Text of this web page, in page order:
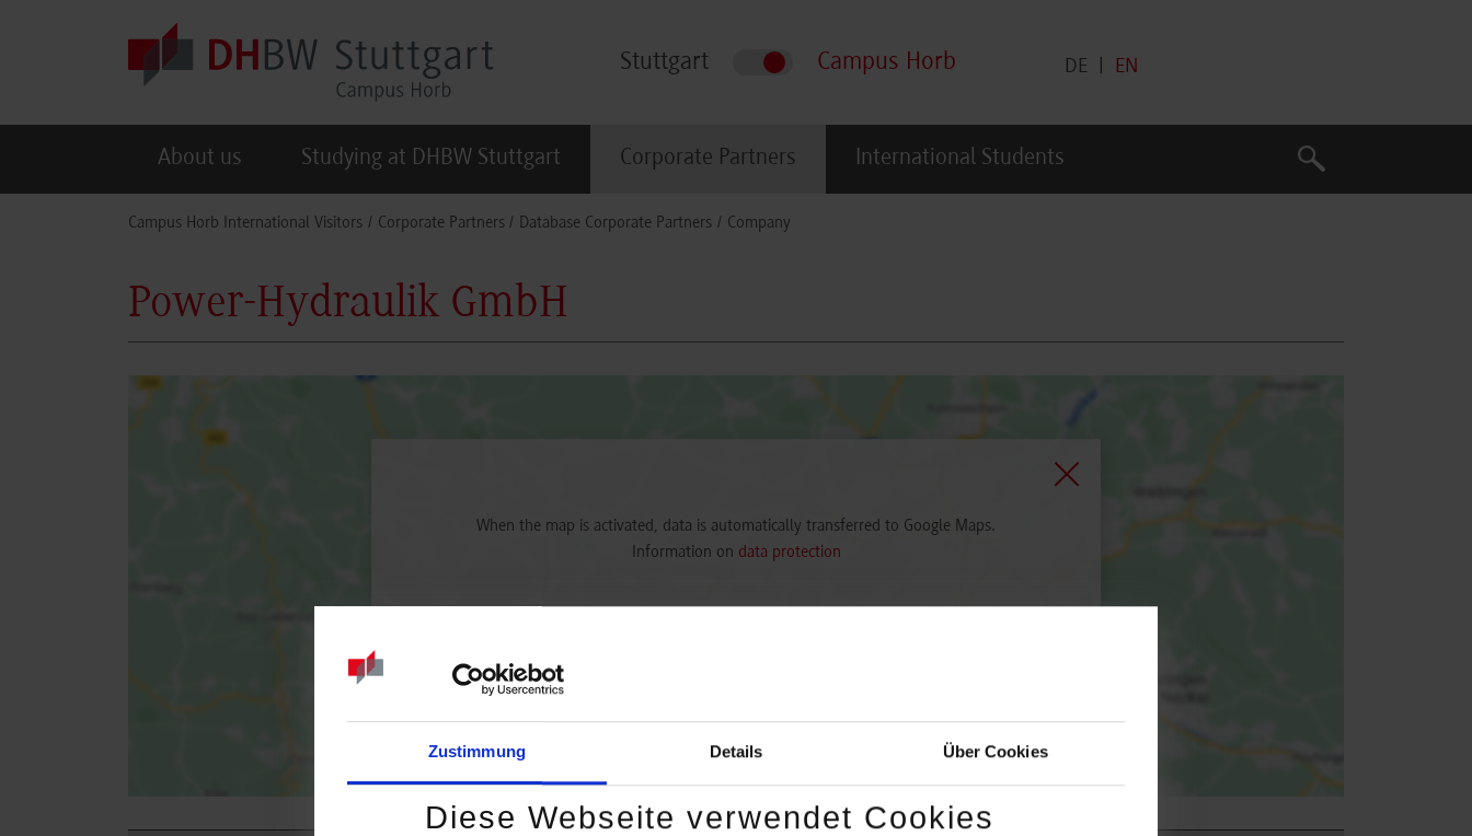
Zustimmung Details Über Cookies
Diese Webseite verwendet Cookies
Stuttgart Campus Horb DE EN
About us Studying at DHBW Stuttgart Corporate Partners International Students
Search
Search
Campus Horb International Visitors Corporate Partners Database Corporate Partners Company
Power-Hydraulik GmbH
When the map is activated, data is automatically transferred to Google Maps.
Information on data protection